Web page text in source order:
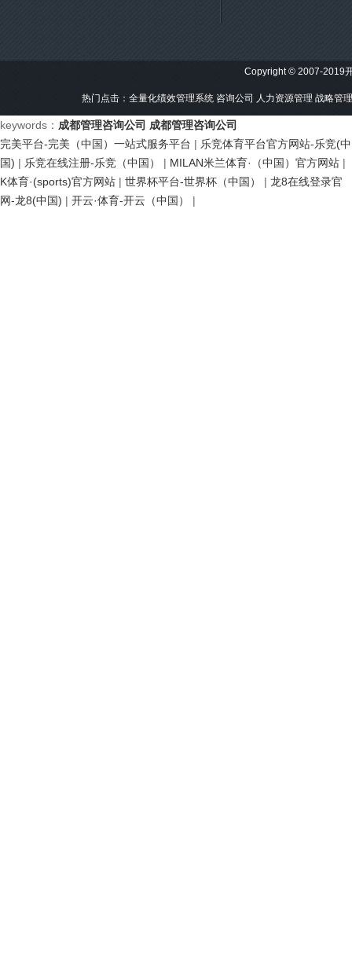
Copyright © 2007-2019
热门点击： 全量化绩效管理系统 咨询公司 人力资源管理 战略管理
keywords： 成都管理咨询公司 成都管理咨询公司
完美平台-完美（中国）一站式服务平台 | 乐竞体育平台官方网站-乐竞(中
国) | 乐竞在线注册-乐竞（中国） | MILAN米兰体育·（中国）官方网站 |
K体育·(sports)官方网站 | 世界杯平台-世界杯（中国） | 龙8在线登录官
网-龙8(中国) | 开云·体育-开云（中国） |